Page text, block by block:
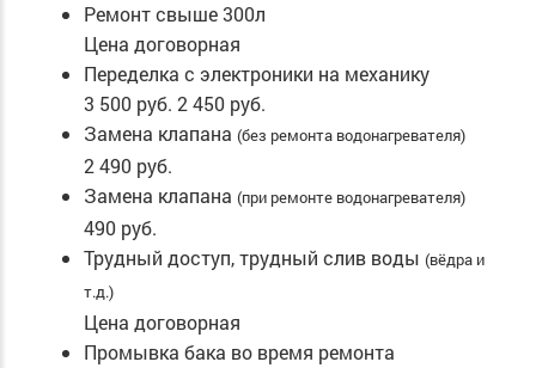
Ремонт свыше 300л
Цена договорная
Переделка с электроники на механику
3 500 руб. 2 450 руб.
Замена клапана (без ремонта водонагревателя)
2 490 руб.
Замена клапана (при ремонте водонагревателя)
490 руб.
Трудный доступ, трудный слив воды (вёдра и
т.д.)
Цена договорная
Промывка бака во время ремонта